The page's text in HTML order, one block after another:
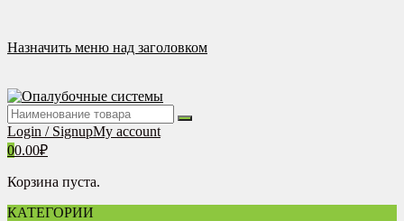
содержимому
Назначить меню над заголовком
Login / SignupMy account
00.00₽
Корзина пуста.
КАТЕГОРИИ